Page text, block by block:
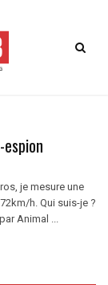
je mesure une
h. Qui suis-je ?
Animal ...